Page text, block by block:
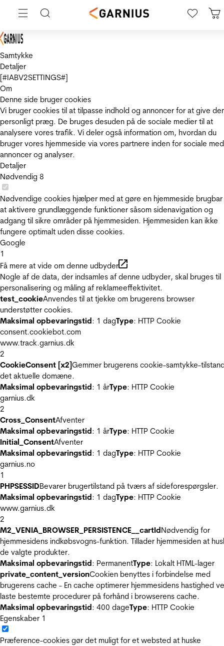
Samtykke
Detaljer
[#IABV2SETTINGS#]
Om
Denne side bruger cookies
Vi bruger cookies til at tilpasse indhold og annoncer for at give
personligt præg. De bruges desuden på de sociale medier til at
analysere vores trafik. Vi deler også information om, hvordan du
bruger vores hjemmeside via vores partnere inden for sociale
annoncer og analyser.
Detaljer
Nødvendig 8
Nødvendige cookies hjælper med at gøre en hjemmeside
at aktivere grundlæggende funktioner såsom sidenavigation og
adgang til sikre områder på hjemmesiden. Hjemmesiden kan ikke
fungere optimalt uden disse cookies.
Google
1
Få mere at vide om denne udbyder
Nogle af de data, der indsamles af denne udbyder, skal bruges til
personalisering og måling af reklameeffektivitet.
test_cookieAnvendes til at tjekke om brugerens browser
understøtter cookies.
Maksimal opbevaringstid: 1 dagType: HTTP Cookie
consent.cookiebot.com
www.track.garnius.dk
2
CookieConsent [x2]Gemmer brugerens cookie-samtykke-
det aktuelle domæne.
Maksimal opbevaringstid: 1 årType: HTTP Cookie
garnius.dk
2
Cross_ConsentAfventer
Maksimal opbevaringstid: 1 årType: HTTP Cookie
Initial_ConsentAfventer
Maksimal opbevaringstid: 1 dagType: HTTP Cookie
garnius.no
1
PHPSESSIDBevarer brugertilstand på tværs af sideforespørgsler.
Maksimal opbevaringstid: 1 dagType: HTTP Cookie
www.garnius.dk
2
M2_VENIA_BROWSER_PERSISTENCE__cartIdNødvendig for
hjemmesidens indkøbsvogns-funktion. Tillader hjemmesiden at
de valgte produkter.
Maksimal opbevaringstid: PermanentType: Lokalt HTML-lager
private_content_versionCookien benyttes i forbindelse med
brugerens cache - En cache optimerer hjemmesidens hastighed
laste bestemte procedurer på forhånd i browserens cache.
Maksimal opbevaringstid: 400 dageType: HTTP Cookie
Egenskaber 1
Præference-cookies gør det muligt for et websted at huske